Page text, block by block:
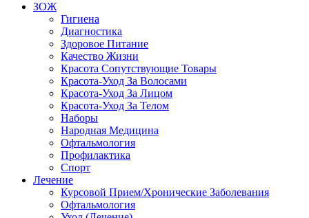
ЗОЖ
Гигиена
Диагностика
Здоровое Питание
Качество Жизни
Красота Сопутствующие Товары
Красота-Уход За Волосами
Красота-Уход За Лицом
Красота-Уход За Телом
Наборы
Народная Медицина
Офтальмология
Профилактика
Спорт
Лечение
Курсовой Прием/Хронические Заболевания
Офтальмология